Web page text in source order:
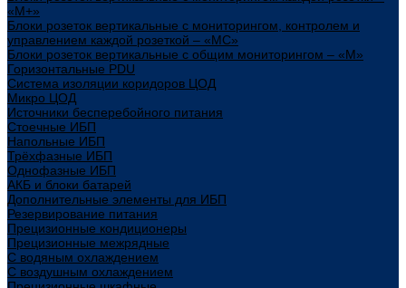
«М+»
Блоки розеток вертикальные с мониторингом, контролем и
управлением каждой розеткой – «МС»
Блоки розеток вертикальные с общим мониторингом – «М»
Горизонтальные PDU
Система изоляции коридоров ЦОД
Микро ЦОД
Источники бесперебойного питания
Стоечные ИБП
Напольные ИБП
Трёхфазные ИБП
Однофазные ИБП
АКБ и блоки батарей
Дополнительные элементы для ИБП
Резервирование питания
Прецизионные кондиционеры
Прецизионные межрядные
С водяным охлаждением
С воздушным охлаждением